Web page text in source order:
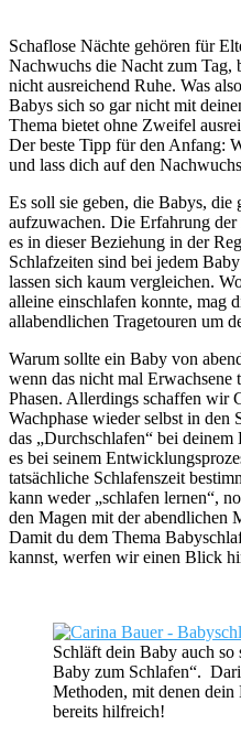
Schaflose Nächte gehören für
Nachwuchs die Nacht zum Tag,
nicht ausreichend Ruhe. Was
Babys sich so gar nicht mit
Thema bietet ohne Zweifel
Der beste Tipp für den Anfang:
und lass dich auf den
Es soll sie geben, die Babys, die
aufzuwachen. Die Erfahrung
es in dieser Beziehung in der
Schlafzeiten sind bei jedem
lassen sich kaum vergleichen.
alleine einschlafen konnte, mag
allabendlichen Tragetouren um
Warum sollte ein Baby von
wenn das nicht mal Erwachsene
Phasen. Allerdings schaffen wir
Wachphase wieder selbst in den
das „Durchschlafen“ bei
es bei seinem
tatsächliche Schlafenszeit
kann weder „schlafen lernen“,
den Magen mit der abendlichen
Damit du dem Thema
kannst, werfen wir einen Blick
Schläft dein Baby auch
Baby zum Schlafen“.
Methoden, mit denen
bereits hilfreich!